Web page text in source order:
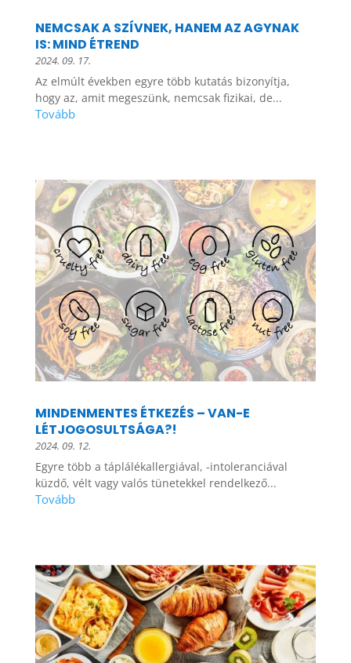
NEMCSAK A SZÍVNEK, HANEM AZ AGYNAK
IS: MIND ÉTREND
2024. 09. 17.
Az elmúlt években egyre több kutatás bizonyítja,
hogy az, amit megeszünk, nemcsak fizikai, de...
MINDENMENTES ÉTKEZÉS – VAN-E
LÉTJOGOSULTSÁGA?!
2024. 09. 12.
Egyre több a táplálékallergiával, -intoleranciával
küzdő, vélt vagy valós tünetekkel rendelkező...